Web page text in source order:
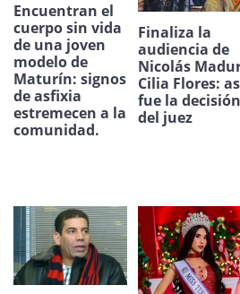
Encuentran el
cuerpo sin vida
de una joven
modelo de
Maturín: signos
de asfixia
estremecen a la
comunidad.
Finaliza la
audiencia de
Nicolás
Cilia Flores:
fue la decisión
del juez